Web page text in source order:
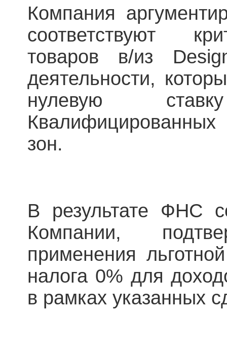
Компания
соответствуют
товаров в/из
деятельности,
нулевую
зон.
В результате ФНС
Компании,
применения
налога 0% для
в рамках указанных